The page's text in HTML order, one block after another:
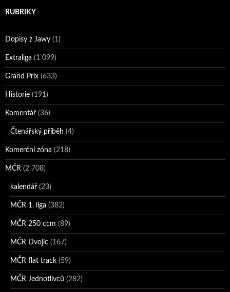
RUBRIKY
Dopisy z Jawy (1)
Extraliga (1 099)
Grand Prix (633)
Historie (191)
Komentář (36)
Čtenářský příběh (4)
Komerční zóna (218)
MČR (2 708)
kalendář (23)
MČR 1. liga (382)
MČR 250 ccm (89)
MČR Dvojic (167)
MČR flat track (59)
MČR Jednotlivců (282)